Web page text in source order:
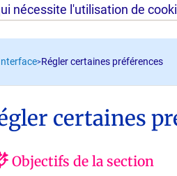
nécessite l'utilisation de
>Régler certaines préférences
certaines
Objectifs de la section